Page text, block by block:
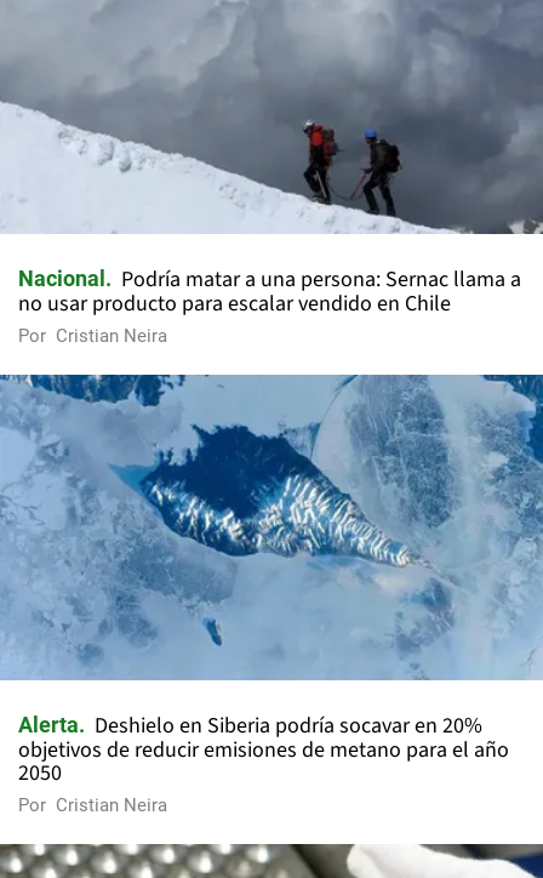
Nacional
Podría matar a una persona: Sernac llama a
no usar producto para escalar vendido en Chile
Por Cristian Neira
Alerta
Deshielo en Siberia podría socavar en 20%
objetivos de reducir emisiones de metano para el año
2050
Por Cristian Neira